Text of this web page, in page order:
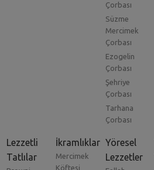
Çorbası
Süzme
Mercimek
Çorbası
Ezogelin
Çorbası
Şehriye
Çorbası
Tarhana
Çorbası
Lezzetli
Tatlılar
İkramlıklar
Mercimek
Köftesi
Yöresel
Lezzetler